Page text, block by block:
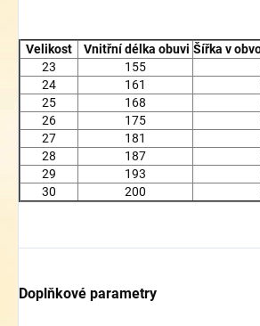
Velikost Vnitřní délka obuvi Šířka v
23
155
24
161
25
168
26
175
27
181
28
187
29
193
30
200
Doplňkové parametry